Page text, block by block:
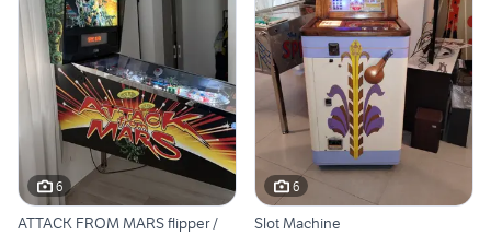
6
ATTACK FROM MARS flipper /
6
Slot Machine